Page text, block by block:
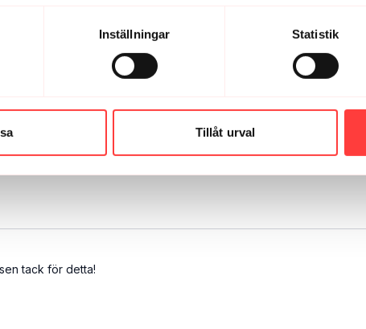
Inställningar Statistik
Tillåt urval
och affirmationer (bara
tack för detta!